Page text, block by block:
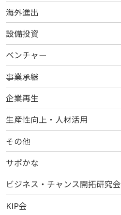
海外進出
設備投資
ベンチャー
事業承継
企業再生
生産性向上・人材活用
その他
サポかな
ビジネス・チャンス開拓研究会
KIP会